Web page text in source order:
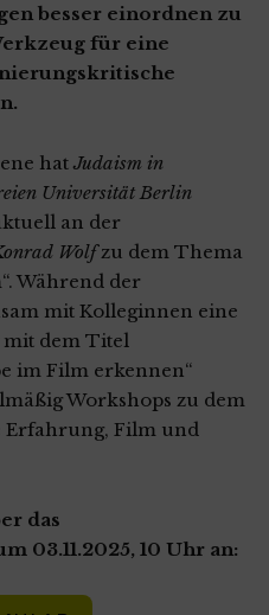
besser einordnen zu
für eine
hat Judaism in
Universität Berlin
an der
Wolfzu dem Thema
Während der
mit Kolleginnen eine
dem Titel
im Film erkennen“
Workshops zu dem
Erfahrung, Film und
das
03.11.2025, 10 Uhr an: